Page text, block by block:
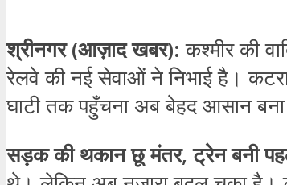
श्रीनगर (आज़ाद खबर): कश्मीर की
रेलवे की नई सेवाओं ने निभाई है।
घाटी तक पहुँचना अब बेहद आसान बना
सड़क की थकान छू मंतर, ट्रेन बनी